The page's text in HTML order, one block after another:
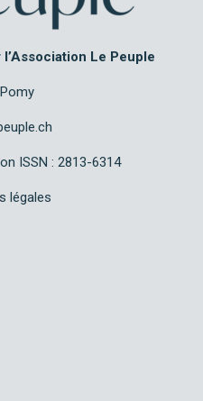
Le Peuple
ISSN : 2813-6314
légales